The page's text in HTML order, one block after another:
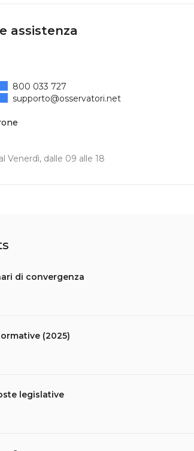
assistenza
Venerdì, dalle 09 alle 18
800 033 727
supporto@osservatori.net
di convergenza
(2025)
legislative